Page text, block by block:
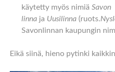
käytetty myös nimiä Savon
linna ja Uusilinna (ruots.
Savonlinnan kaupungin
Eikä siinä, hieno pytinki